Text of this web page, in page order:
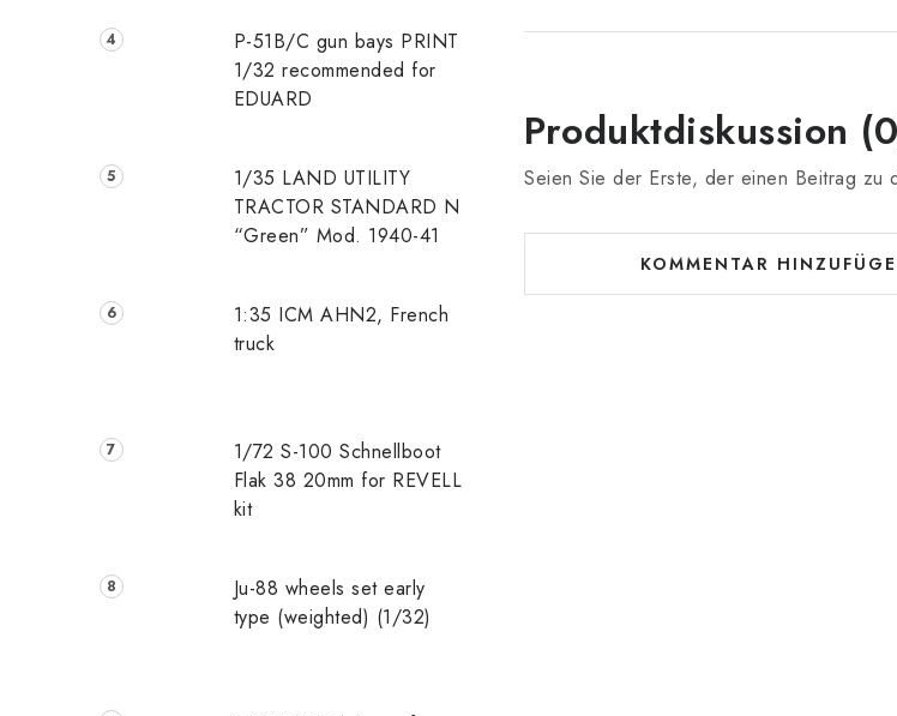
P-51B/C gun bays PRINT
1/32 recommended for
EDUARD
1/35 LAND UTILITY
TRACTOR STANDARD N
“Green” Mod. 1940-41
1:35 ICM AHN2, French
truck
1/72 S-100 Schnellboot
Flak 38 20mm for REVELL
kit
Ju-88 wheels set early
type (weighted) (1/32)
Produktdiskussion
Seien Sie der Erste, der einen Beitrag zu
KOMMENTAR